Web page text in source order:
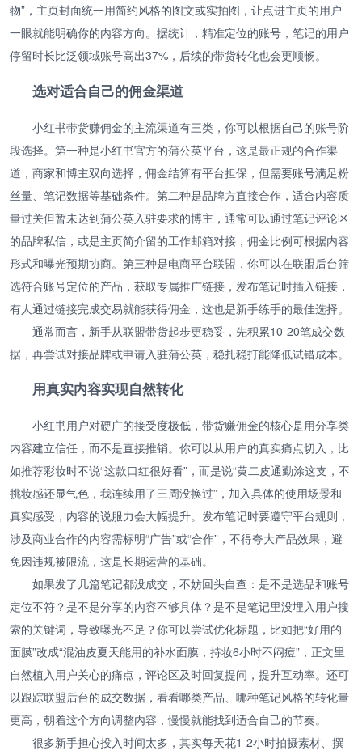
物”，主页封面统一用简约风格的图文或实拍图，让点进主页的用户
一眼就能明确你的内容方向。据统计，精准定位的账号，笔记的用户
停留时长比泛领域账号高出37%，后续的带货转化也会更顺畅。
选对适合自己的佣金渠道
小红书带货赚佣金的主流渠道有三类，你可以根据自己的账号阶
段选择。第一种是小红书官方的蒲公英平台，这是最正规的合作渠
道，商家和博主双向选择，佣金结算有平台担保，但需要账号满足粉
丝量、笔记数据等基础条件。第二种是品牌方直接合作，适合内容质
量过关但暂未达到蒲公英入驻要求的博主，通常可以通过笔记评论区
的品牌私信，或是主页简介留的工作邮箱对接，佣金比例可根据内容
形式和曝光预期协商。第三种是电商平台联盟，你可以在联盟后台筛
选符合账号定位的产品，获取专属推广链接，发布笔记时插入链接，
有人通过链接完成交易就能获得佣金，这也是新手练手的最佳选择。
通常而言，新手从联盟带货起步更稳妥，先积累10-20笔成交数
据，再尝试对接品牌或申请入驻蒲公英，稳扎稳打能降低试错成本。
用真实内容实现自然转化
小红书用户对硬广的接受度极低，带货赚佣金的核心是用分享类
内容建立信任，而不是直接推销。你可以从用户的真实痛点切入，比
如推荐彩妆时不说“这款口红很好看”，而是说“黄二皮通勤涂这支，不
挑妆感还显气色，我连续用了三周没换过”，加入具体的使用场景和
真实感受，内容的说服力会大幅提升。发布笔记时要遵守平台规则，
涉及商业合作的内容需标明“广告”或“合作”，不得夸大产品效果，避
免因违规被限流，这是长期运营的基础。
如果发了几篇笔记都没成交，不妨回头自查：是不是选品和账号
定位不符？是不是分享的内容不够具体？是不是笔记里没埋入用户搜
索的关键词，导致曝光不足？你可以尝试优化标题，比如把“好用的
面膜”改成“混油皮夏天能用的补水面膜，持妆6小时不闷痘”，正文里
自然植入用户关心的痛点，评论区及时回复提问，提升互动率。还可
以跟踪联盟后台的成交数据，看看哪类产品、哪种笔记风格的转化量
更高，朝着这个方向调整内容，慢慢就能找到适合自己的节奏。
很多新手担心投入时间太多，其实每天花1-2小时拍摄素材、撰